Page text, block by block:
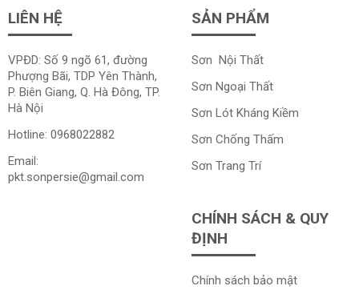
LIÊN HỆ
VPĐD: Số 9 ngõ 61, đường
Phượng Bãi, TDP Yên Thành,
P. Biên Giang, Q. Hà Đông, TP.
Hà Nội
Hotline: 0968022882
Email:
pkt.sonpersie@gmail.com
SẢN PHẨM
Sơn Nội Thất
Sơn Ngoại Thất
Sơn Lót Kháng Kiềm
Sơn Chống Thấm
Sơn Trang Trí
CHÍNH SÁCH & QUY
ĐỊNH
Chính sách bảo mật